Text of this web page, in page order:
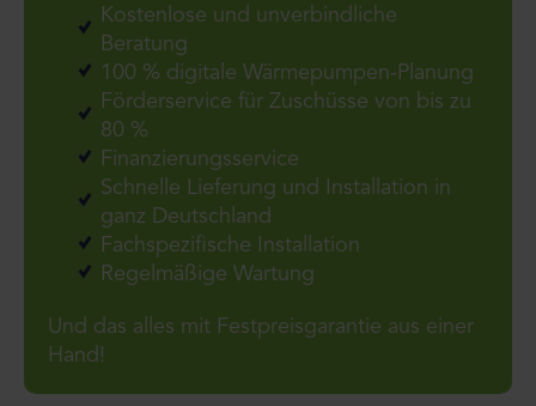
Kostenlose und unverbindliche
Beratung
100 % digitale Wärmepumpen-Planung
Förderservice für Zuschüsse von bis zu
80 %
Finanzierungsservice
Schnelle Lieferung und Installation in
ganz Deutschland
Fachspezifische Installation
Regelmäßige Wartung
Und das alles mit Festpreisgarantie aus einer
Hand!